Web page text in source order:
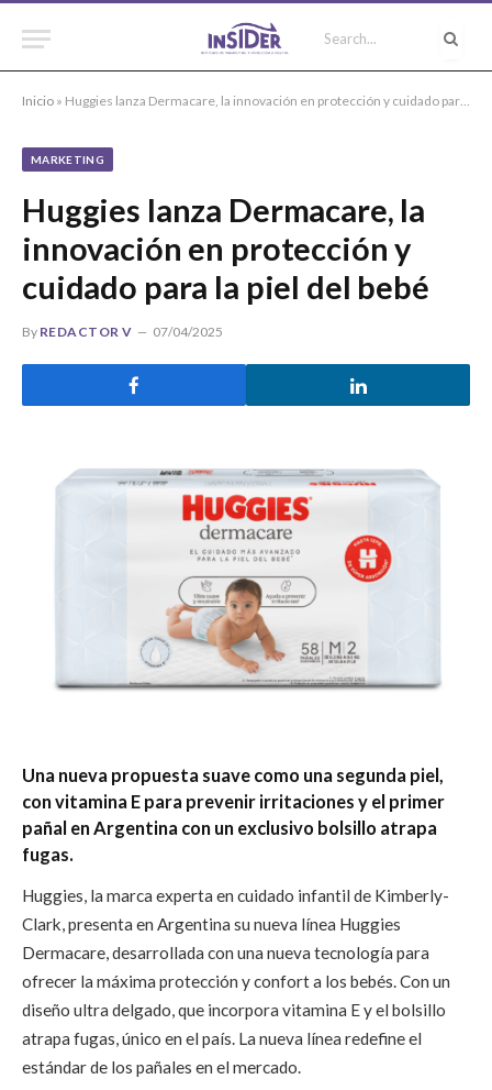
Inicio » Huggies lanza Dermacare, la innovación en protección y cuidado para la piel del bebé
MARKETING
Huggies lanza Dermacare, la
innovación en protección y
cuidado para la piel del bebé
By REDACTOR V 07/04/2025
Una nueva propuesta suave como una segunda piel,
con vitamina E para prevenir irritaciones y el primer
pañal en Argentina con un exclusivo bolsillo atrapa
fugas.
Huggies, la marca experta en cuidado infantil de Kimberly-
Clark, presenta en Argentina su nueva línea Huggies
Dermacare, desarrollada con una nueva tecnología para
ofrecer la máxima protección y confort a los bebés. Con un
diseño ultra delgado, que incorpora vitamina E y el bolsillo
atrapa fugas, único en el país. La nueva línea redefine el
estándar de los pañales en el mercado.